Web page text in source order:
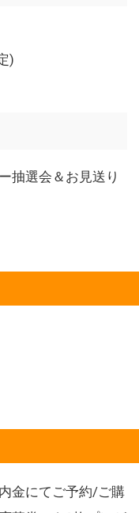
)
抽選会＆お見送り
金にてご予約/ご購